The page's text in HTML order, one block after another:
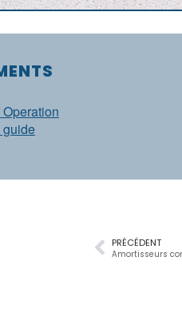
guide
PRÉCÉDENT
Amortisseurs